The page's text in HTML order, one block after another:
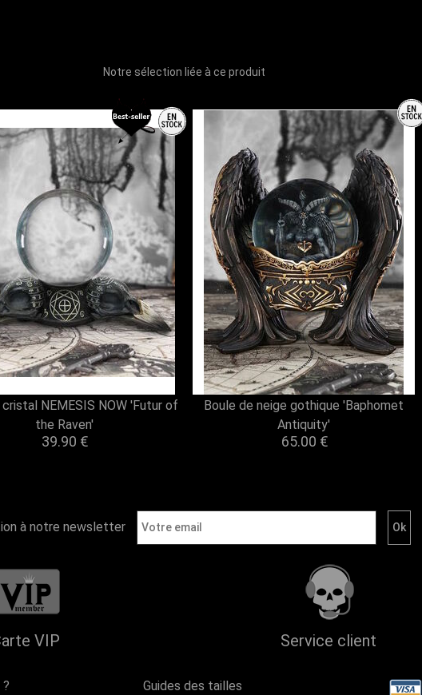
Notre sélection liée à ce produit
NEMESIS NOW 'Futur of
the Raven'
39.90 €
Boule de neige gothique 'Baphomet
Antiquity'
65.00 €
à notre newsletter
VIP Service client
Guides des tailles